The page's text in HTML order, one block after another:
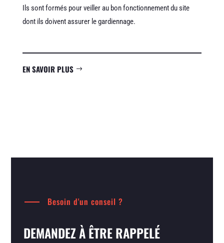
Ils sont formés pour veiller au bon fonctionnement du site
dont ils doivent assurer le gardiennage.
EN SAVOIR PLUS
Besoin d'un conseil ?
DEMANDEZ À ÊTRE RAPPELÉ